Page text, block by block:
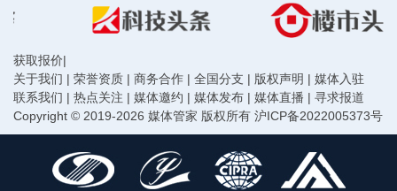
获取报价|
关于我们 | 荣誉资质 | 商务合作 | 全国分支 | 版权声明 | 媒体入驻
联系我们 | 热点关注 | 媒体邀约 | 媒体发布 | 媒体直播 | 寻求报道
Copyright © 2019-2026 媒体管家 版权所有 沪ICP备2022005373号